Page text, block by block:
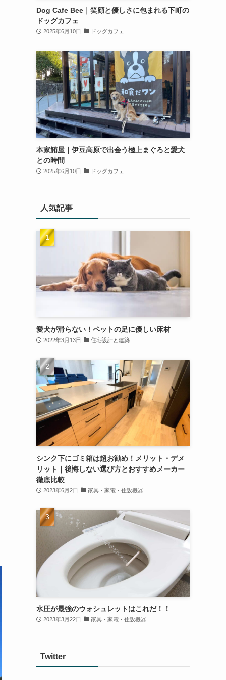
Dog Cafe Bee｜笑顔と優しさに包まれる下町の
ドッグカフェ
2025年6月10日 ドッグカフェ
本家鮪屋｜伊豆高原で出会う極上まぐろと愛犬
との時間
2025年6月10日 ドッグカフェ
人気記事
愛犬が滑らない！ペットの足に優しい床材
2022年3月13日 住宅設計と建築
シンク下にゴミ箱は超お勧め！メリット・デメ
リット｜後悔しない選び方とおすすめメーカー
徹底比較
2023年6月2日 家具・家電・住設機器
水圧が最強のウォシュレットはこれだ！！
2023年3月22日 家具・家電・住設機器
Twitter